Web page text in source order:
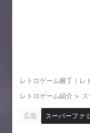
レトロゲーム横丁｜レ
レトロゲーム紹介 >
広告 スーパーファ